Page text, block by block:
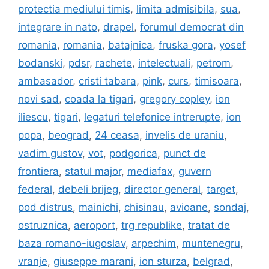
protectia mediului timis, limita admisibila, sua,
integrare in nato, drapel, forumul democrat din
romania, romania, batajnica, fruska gora, yosef
bodanski, pdsr, rachete, intelectuali, petrom,
ambasador, cristi tabara, pink, curs, timisoara,
novi sad , coada la tigari, gregory copley, ion
iliescu, tigari, legaturi telefonice intrerupte, ion
popa, beograd , 24 ceasa, invelis de uraniu,
vadim gustov, vot, podgorica, punct de
frontiera, statul major, mediafax, guvern
federal, debeli brijeg, director general, target,
pod distrus, mainichi, chisinau, avioane, sondaj,
ostruznica, aeroport, trg republike, tratat de
baza romano-iugoslav, arpechim, muntenegru,
vranje, giuseppe marani, ion sturza, belgrad ,